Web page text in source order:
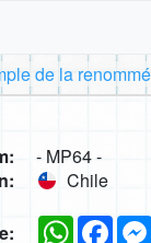
de la
- MP64 -
Chile
WhatsApp